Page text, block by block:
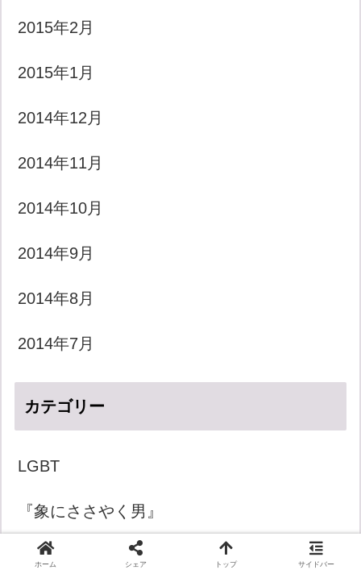
2015年2月
2015年1月
2014年12月
2014年11月
2014年10月
2014年9月
2014年8月
2014年7月
カテゴリー
LGBT
『象にささやく男』
きょうのダジャレ
ホーム シェア トップ サイドバー